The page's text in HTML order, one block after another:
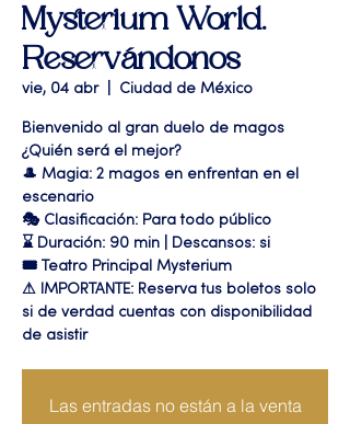
Mysterium World.
Reservándonos
vie, 04 abr
  |
Ciudad de México
Bienvenido al gran duelo de magos
¿Quién será el mejor?
🎩 Magia: 2 magos en enfrentan en el
escenario
🎭 Clasificación: Para todo público
⌛ Duración: 90 min | Descansos: si
🎟 Teatro Principal Mysterium
⚠ IMPORTANTE: Reserva tus boletos solo
si de verdad cuentas con disponibilidad
de asistir
Las entradas no están a la venta